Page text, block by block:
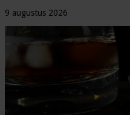
9 augustus 2026